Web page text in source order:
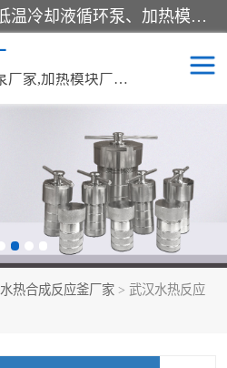
郑州杜甫仪器厂主营：低温冷却液循环泵、加热模块、水热合成反应釜、水油浴锅、旋转蒸发器、循环水真空泵等产品。郑州杜甫仪器厂在众多的教学仪器行业中依靠科技力量扬长避短、迅速发展，成为国家教委*生产教学仪器的厂家，产品具有国内良好水平，主导产品通过ISO9002质量认证。
低温冷却液循环泵厂家,加热模块厂家,水热合成反应釜厂家,水油浴锅厂家,旋转蒸发器厂家
水热合成反应釜厂家 > 武汉水热反应
水热合成反应釜厂家
加热模块厂家
气流烘干器
双层玻璃反应釜10L